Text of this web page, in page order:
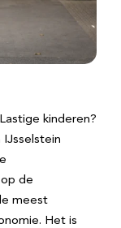
kinderen?
IJsselstein
de
meest
Het is